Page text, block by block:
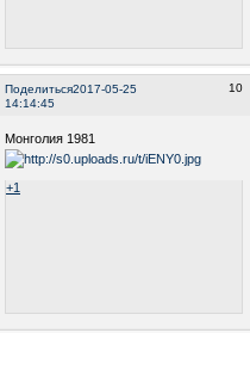
Поделиться 10
2017-05-25
14:14:45
Монголия 1981
+1